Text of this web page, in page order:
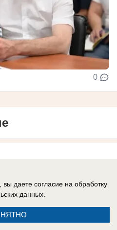
0
ситуации»:
территорий,
перемирии
находится в
даете согласие на обработку
данных.